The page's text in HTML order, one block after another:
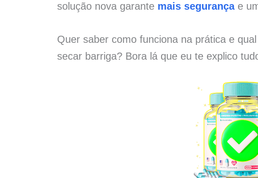
solução nova garante mais segurançae
Quer saber como funciona na prática e
secar barriga? Bora lá que eu te explico